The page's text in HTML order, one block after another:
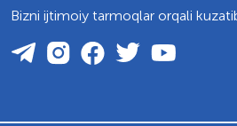
Bizni ijtimoiy tarmoqlar orqali